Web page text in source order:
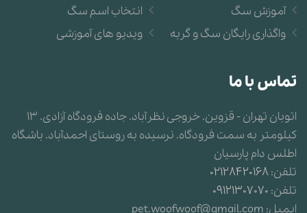
انتخاب اسم سگ
ویدیو های آموزشی
آموزش سگ
واگذاری رایگان سگ و گربه
تماس با ما
اتوبان تهران - قزوین. خروجی نظرآباد. جاده فرودگاه آزادی. 13
کیلومتر به سمت فرودگاه. نرسیده به روستای احمدآباد. باشگاه
اطلس دام پارسیان
تلفن:02128420168
تلفن: 09121307070
ایمیل: pet.woofwoof@gmail.com